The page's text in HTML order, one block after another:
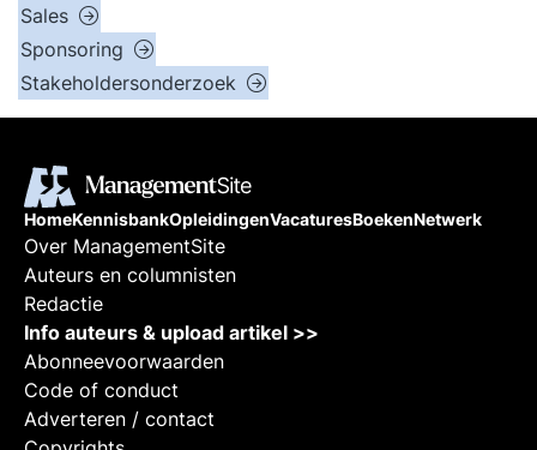
Sales
Sponsoring
Stakeholdersonderzoek
HomeKennisbankOpleidingenVacaturesBoekenNetwerk
Over ManagementSite
Auteurs en columnisten
Redactie
Info auteurs & upload artikel >>
Abonneevoorwaarden
Code of conduct
Adverteren / contact